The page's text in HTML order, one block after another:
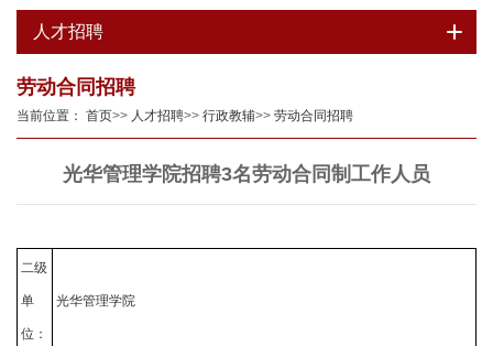
人才招聘
劳动合同招聘
当前位置： 首页>> 人才招聘>> 行政教辅>> 劳动合同招聘
光华管理学院招聘3名劳动合同制工作人员
二级
单
位：
光华管理学院